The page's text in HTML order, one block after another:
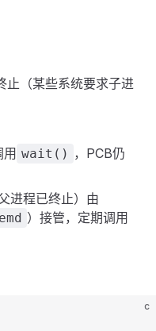
止（某些系统要求子进
wait() ，PCB仍
进程已终止）由
）接管，定期调用
c